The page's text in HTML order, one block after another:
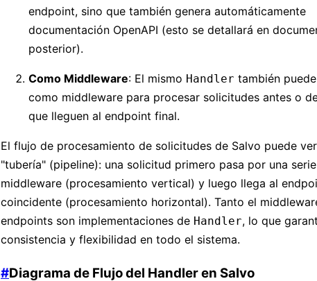
endpoint, sino que también genera automáticamente
documentación OpenAPI (esto se detallará en
posterior).
Como Middleware: El mismo Handler también
como middleware para procesar solicitudes antes o
que lleguen al endpoint final.
El flujo de procesamiento de solicitudes de Salvo puede
"tubería" (pipeline): una solicitud primero pasa por una
middleware (procesamiento vertical) y luego llega al
coincidente (procesamiento horizontal). Tanto el
endpoints son implementaciones de Handler, lo que
consistencia y flexibilidad en todo el sistema.
#Diagrama de Flujo del Handler en Salvo